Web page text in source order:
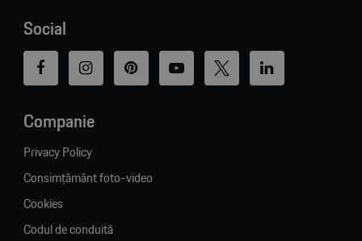
Social
Companie
Privacy Policy
Consimțământ foto-video
Cookies
Codul de conduită